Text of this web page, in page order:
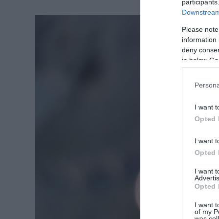
Please
information
deny
in below
I want
Opted
I want
Opted
I want
Opted
I want
of my